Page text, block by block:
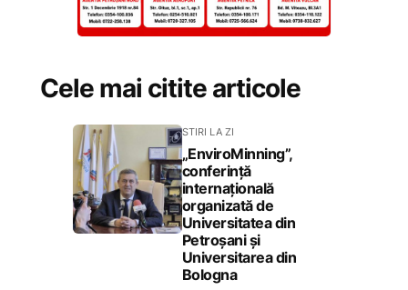
Cele mai citite articole
STIRI LA ZI
„EnviroMinning”,
conferință
internațională
organizată de
Universitatea din
Petroșani și
Universitarea din
Bologna